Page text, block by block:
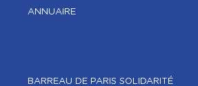
ANNUAIRE
BARREAU DE PARIS SOLIDARITÉ